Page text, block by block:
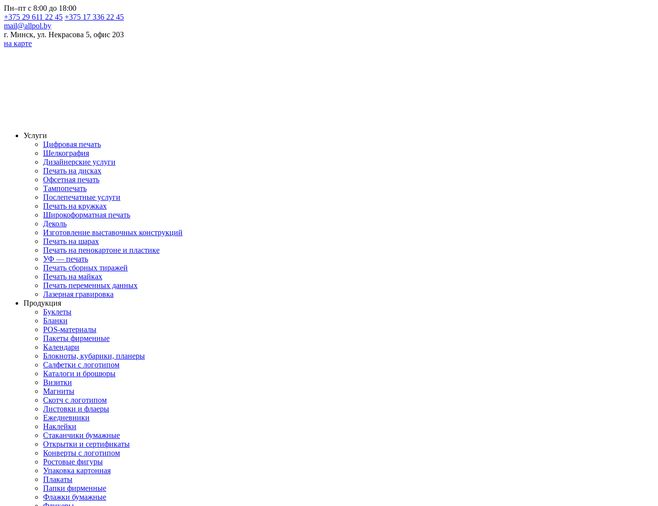
Пн–пт с 8:00 до 18:00
+375 29 611 22 45 +375 17 336 22 45
mail@allpol.by
г. Минск, ул. Некрасова 5, офис 203
на карте
Услуги
Цифровая печать
Шелкография
Дизайнерские услуги
Печать на дисках
Офсетная печать
Тампопечать
Послепечатные услуги
Печать на кружках
Широкоформатная печать
Деколь
Изготовление выставочных конструкций
Печать на шарах
Печать на пенокартоне и пластике
УФ — печать
Печать сборных тиражей
Печать на майках
Печать переменных данных
Лазерная гравировка
Продукция
Буклеты
Бланки
POS-материалы
Пакеты фирменные
Календари
Блокноты, кубарики, планеры
Салфетки с логотипом
Каталоги и брошюры
Визитки
Магниты
Скотч с логотипом
Листовки и флаеры
Ежедневники
Наклейки
Стаканчики бумажные
Открытки и сертификаты
Конверты с логотипом
Ростовые фигуры
Упаковка картонная
Плакаты
Папки фирменные
Флажки бумажные